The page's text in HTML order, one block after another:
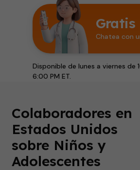
Gratis
Chatea con
Disponible de lunes a viernes de
6:00 PM ET.
Colaboradores en
Estados Unidos
sobre Niños y
Adolescentes